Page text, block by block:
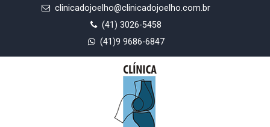
clinicadojoelho@clinicadojoelho.com.br
(41) 3026-5458
(41)9 9686-6847